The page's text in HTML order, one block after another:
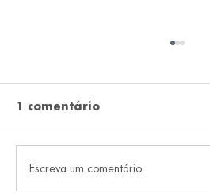
1 comentário
Escreva um comentário